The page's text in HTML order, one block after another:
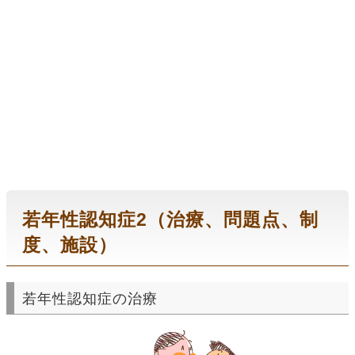
若年性認知症2（治療、問題点、制
度、施設）
若年性認知症の治療